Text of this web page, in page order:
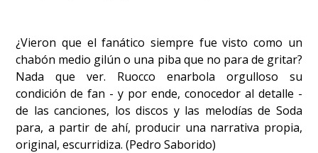
¿Vieron que el fanático siempre fue visto como un
chabón medio gilún o una piba que no para de gritar?
Nada que ver. Ruocco enarbola orgulloso su
condición de fan - y por ende, conocedor al detalle -
de las canciones, los discos y las melodías de Soda
para, a partir de ahí, producir una narrativa propia,
original, escurridiza. (Pedro Saborido)